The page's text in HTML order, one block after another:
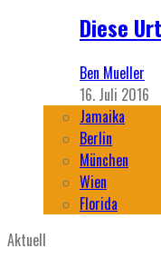
Diese
Ben Mueller
16. Juli 2016
Jamaika
Berlin
München
Wien
Florida
Aktuell